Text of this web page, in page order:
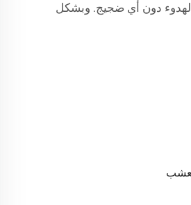
بالهدوء دون أي ضجيج. وبشكل